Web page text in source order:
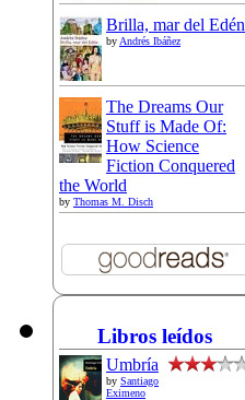
Brilla, mar del Edén
by Andrés Ibáñez
The Dreams Our
Stuff is Made Of:
How Science
Fiction Conquered
the World
by Thomas M. Disch
Libros leídos
Umbría
by Santiago
Eximeno